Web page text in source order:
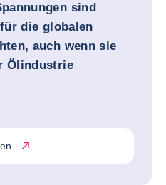
sind
die globalen
auch wenn sie
Ölindustrie